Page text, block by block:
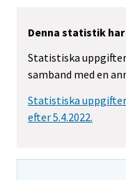
Denna statistik
Statistiska
samband med en
Statistiska
efter 5.4.2022.